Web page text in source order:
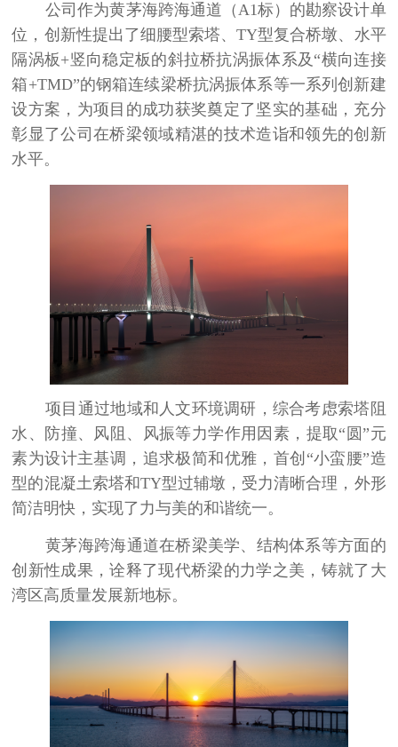
公司作为黄茅海跨海通道（A1标）的勘察设计单
位，创新性提出了细腰型索塔、TY型复合桥墩、水平
隔涡板+竖向稳定板的斜拉桥抗涡振体系及“横向连接
箱+TMD”的钢箱连续梁桥抗涡振体系等一系列创新建
设方案，为项目的成功获奖奠定了坚实的基础，充分
彰显了公司在桥梁领域精湛的技术造诣和领先的创新
水平。
项目通过地域和人文环境调研，综合考虑索塔阻
水、防撞、风阻、风振等力学作用因素，提取“圆”元
素为设计主基调，追求极简和优雅，首创“小蛮腰”造
型的混凝土索塔和TY型过辅墩，受力清晰合理，外形
简洁明快，实现了力与美的和谐统一。
黄茅海跨海通道在桥梁美学、结构体系等方面的
创新性成果，诠释了现代桥梁的力学之美，铸就了大
湾区高质量发展新地标。